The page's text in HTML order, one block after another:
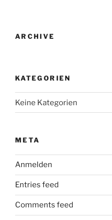
ARCHIVE
KATEGORIEN
Keine Kategorien
META
Anmelden
Entries feed
Comments feed